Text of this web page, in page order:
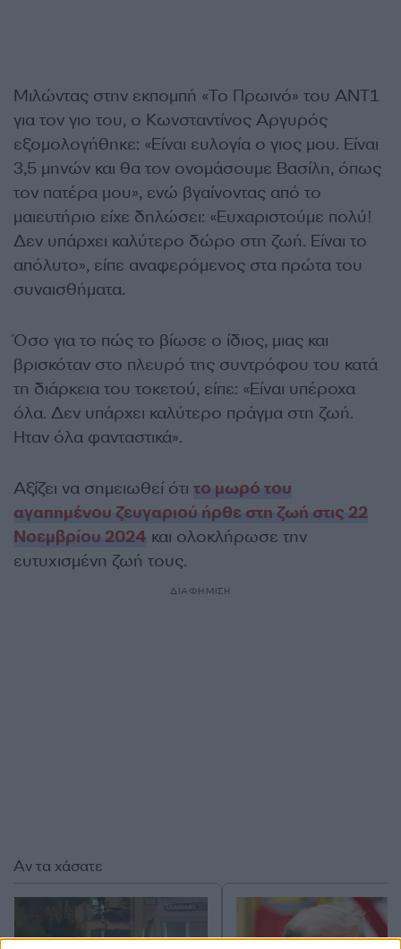
Μιλώντας στην εκπομπή «Το Πρωινό» του ΑΝΤ1
για τον γιο του, ο Κωνσταντίνος Αργυρός
εξοµολογήθηκε: «Είναι ευλογία ο γιος µου. Είναι
3,5 µηνών και θα τον ονοµάσουµε Βασίλη, όπως
τον πατέρα µου», ενώ βγαίνοντας από το
µαιευτήριο είχε δηλώσει: «Ευχαριστούµε πολύ!
∆εν υπάρχει καλύτερο δώρο στη ζωή. Είναι το
απόλυτο», είπε αναφερόµενος στα πρώτα του
συναισθήµατα.
Όσο για το πώς το βίωσε ο ίδιος, µιας και
βρισκόταν στο πλευρό της συντρόφου του κατά
τη διάρκεια του τοκετού, είπε: «Είναι υπέροχα
όλα. ∆εν υπάρχει καλύτερο πράγµα στη ζωή.
Ηταν όλα φανταστικά».
Αξίζει να σημειωθεί ότι το μωρό του
αγαπημένου ζευγαριού ήρθε στη ζωή στις 22
Νοεμβρίου 2024 και ολοκλήρωσε την
ευτυχισμένη ζωή τους.
ΔΙΑΦΗΜΙΣΗ
Αν τα χάσατε